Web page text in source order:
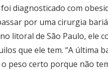
diagnosticado com
por uma cirurgia
litoral de São Paulo, ele
que ele tem. “A última
peso certo porque não